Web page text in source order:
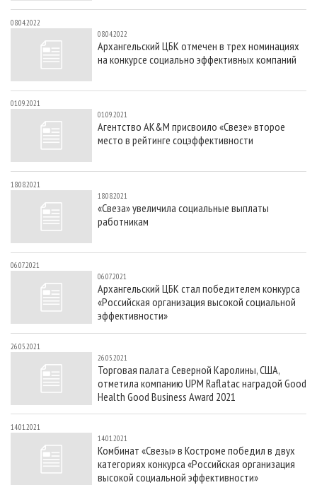
08.04.2022
08.04.2022
Архангельский ЦБК отмечен в трех номинациях
на конкурсе социально эффективных компаний
01.09.2021
01.09.2021
Агентство AK&M присвоило «Свезе» второе
место в рейтинге соцэффективности
18.08.2021
18.08.2021
«Свеза» увеличила социальные выплаты
работникам
06.07.2021
06.07.2021
Архангельский ЦБК стал победителем конкурса
«Российская организация высокой социальной
эффективности»
26.05.2021
26.05.2021
Торговая палата Северной Каролины, США,
отметила компанию UPM Raflatac наградой Good
Health Good Business Award 2021
14.01.2021
14.01.2021
Комбинат «Свезы» в Костроме победил в двух
категориях конкурса «Российская организация
высокой социальной эффективности»